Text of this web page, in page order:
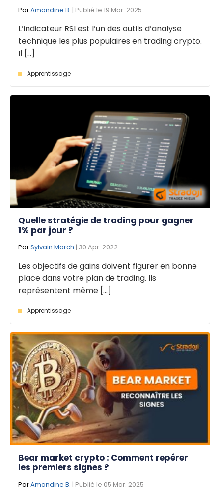
ParAmandine B. | Publié le 19 Mar. 2025
L’indicateur RSI est l’un des outils d’analyse
technique les plus populaires en trading crypto.
Il [...]
Apprentissage
Quelle stratégie de trading pour gagner
1% par jour ?
ParSylvain March | 30 Apr. 2022
Les objectifs de gains doivent figurer en bonne
place dans votre plan de trading. Ils
représentent même [...]
Apprentissage
Bear market crypto : Comment repérer
les premiers signes ?
ParAmandine B. | Publié le 05 Mar. 2025